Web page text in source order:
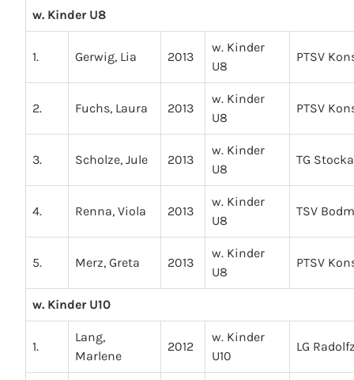
w. Kinder U8
1. Gerwig, Lia 2013
w. Kinder
U8
PTSV
2. Fuchs, Laura 2013
w. Kinder
U8
PTSV
3. Scholze, Jule 2013
w. Kinder
U8
TG
4. Renna, Viola 2013
w. Kinder
U8
TSV
5. Merz, Greta 2013
w. Kinder
U8
PTSV
w. Kinder U10
1.
Lang,
Marlene
2012
w. Kinder
U10
LG